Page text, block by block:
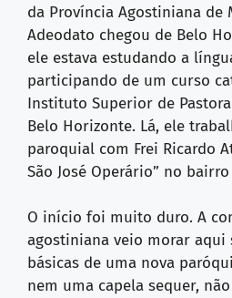
da Província Agostiniana de
Adeodato chegou de Belo
ele estava estudando a
participando de um curso
Instituto Superior de
Belo Horizonte. Lá, ele
paroquial com Frei Ricardo
São José Operário” no bairro
O início foi muito duro. A
agostiniana veio morar aqui
básicas de uma nova
nem uma capela sequer,